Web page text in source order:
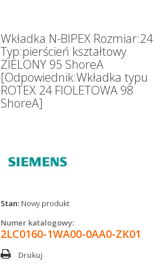
Wkładka N-BIPEX Rozmiar:24
Typ:pierścień kształtowy
ZIELONY 95 ShoreA
[Odpowiednik:Wkładka typu
ROTEX 24 FIOLETOWA 98
ShoreA]
Stan: Nowy produkt
Numer katalogowy:
2LC0160-1WA00-0AA0-ZK01
Drukuj